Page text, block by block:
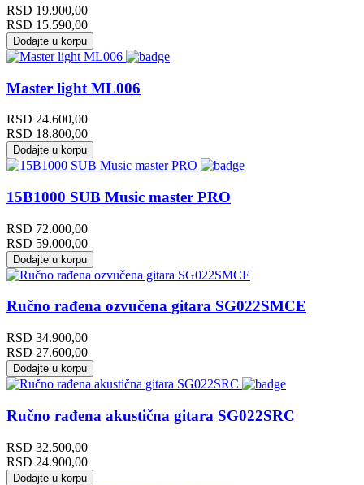
RSD 19.900,00
RSD 15.590,00
Dodajte u korpu
Master light ML006
RSD 24.600,00
RSD 18.800,00
Dodajte u korpu
15B1000 SUB Music master PRO
RSD 72.000,00
RSD 59.000,00
Dodajte u korpu
Ručno rađena ozvučena gitara SG022SMCE
RSD 34.900,00
RSD 27.600,00
Dodajte u korpu
Ručno rađena akustična gitara SG022SRC
RSD 32.500,00
RSD 24.900,00
Dodajte u korpu